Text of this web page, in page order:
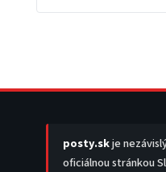
posty.skje
oficiálnou stránkou